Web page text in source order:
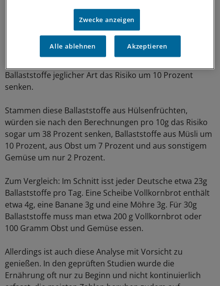
10 Gramm für 10 Prozent weniger?
Unter der Annahme, dass tatsächlich eine kausale
Ballaststoffe jeglicher Art das Risiko um 10 Prozent
senken.
Stammen diese Ballaststoffe aus Hülsenfrüchten,
würden sie nach den Berechnungen pro 10g das Risiko
sogar um 38 Prozent senken, Ballaststoffe aus Müsli um
10 Prozent, aus Obst um 7 Prozent und aus sonstigem
Gemüse um nur 2 Prozent.
Zum Vergleich: Im Schnitt isst jeder Deutsche etwa 23g
Ballaststoffe pro Tag. Eine Scheibe Vollkornbrot enthält
etwa 4g, eine Banane 3g und eine Möhre 3g. Für 30g
Ballaststoffe muss man etwa 200 g Vollkornbrot oder
100 Gramm Obst und Gemüse essen.
Allerdings ist auch diese Analyse mit Vorsicht zu
genießen. In den geprüften Studien wurde die
Ernährung oft nur zu Beginn und nicht kontinuierlich
Zwecke anzeigen
Alle ablehnen Akzeptieren